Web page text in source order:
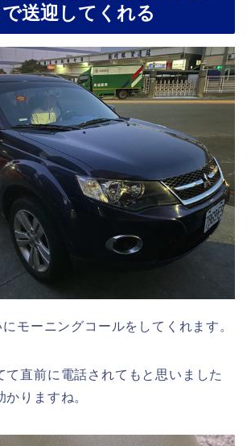
送迎してくれる
モーニングコールをしてくれます。
て直前に電話されてもと思いました
りますね。